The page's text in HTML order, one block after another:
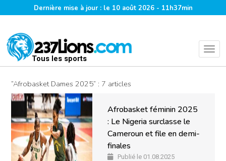
Dernière mise à jour : le 10 août 2026 - 11h37min
Tous les sports
“Afrobasket Dames 2025” : 7 articles
Afrobasket féminin 2025
: Le Nigeria surclasse le
Cameroun et file en demi-
finales
Publié le 01.08.2025